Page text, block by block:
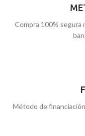
Compra 100%
Método de